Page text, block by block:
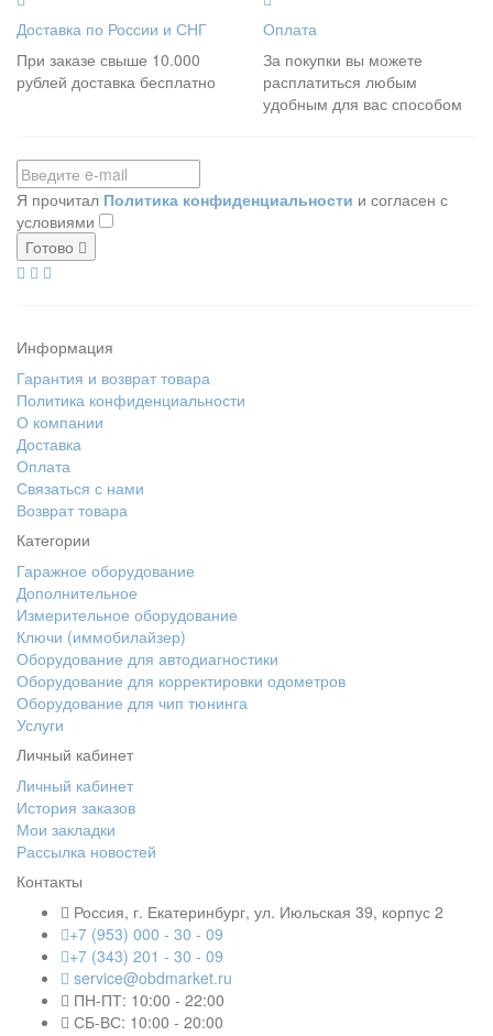
Доставка по России и СНГ
При заказе свыше 10.000
рублей доставка бесплатно
Оплата
За покупки вы можете
расплатиться любым
удобным для вас способом
Я прочитал Политика конфиденциальности и согласен с
условиями
Готово
Информация
Гарантия и возврат товара
Политика конфиденциальности
О компании
Доставка
Оплата
Связаться с нами
Возврат товара
Категории
Гаражное оборудование
Дополнительное
Измерительное оборудование
Ключи (иммобилайзер)
Оборудование для автодиагностики
Оборудование для корректировки одометров
Оборудование для чип тюнинга
Услуги
Личный кабинет
Личный кабинет
История заказов
Мои закладки
Рассылка новостей
Контакты
Россия, г. Екатеринбург, ул. Июльская 39, корпус 2
+7 (953) 000 - 30 - 09
+7 (343) 201 - 30 - 09
service@obdmarket.ru
ПН-ПТ: 10:00 - 22:00
СБ-ВС: 10:00 - 20:00